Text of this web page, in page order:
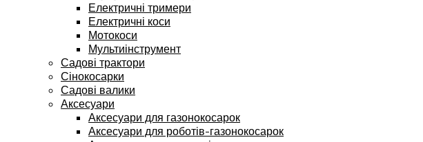
Електричні тримери
Електричні коси
Мотокоси
Мультиінструмент
Садові трактори
Сінокосарки
Садові валики
Аксесуари
Аксесуари для газонокосарок
Аксесуари для роботів-газонокосарок